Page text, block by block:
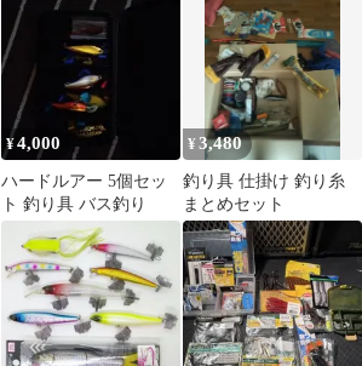
（MEIHO）
¥4,000
ハードルアー 5個セッ
ト 釣り具 バス釣り
¥3,480
釣り具 仕掛け 釣り糸
まとめセット